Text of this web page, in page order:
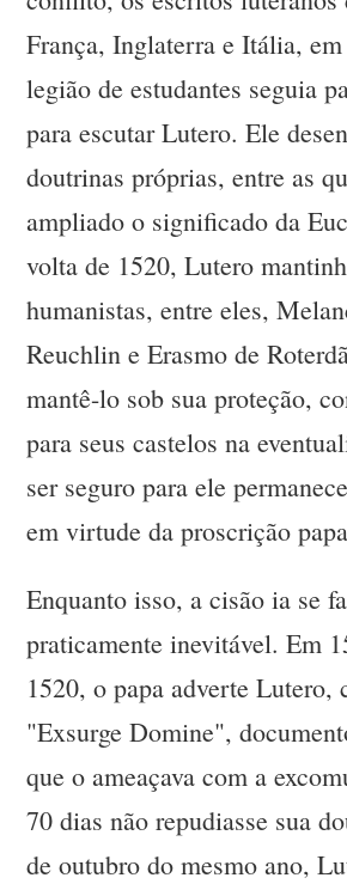
França, Inglaterra e Itália,
legião de estudantes seguia
para escutar Lutero. Ele
doutrinas próprias, entre as
ampliado o significado da
volta de 1520, Lutero
humanistas, entre eles,
Reuchlin e Erasmo de
mantê-lo sob sua proteção,
para seus castelos na
ser seguro para ele
em virtude da proscrição
Enquanto isso, a cisão ia se
praticamente inevitável. Em
1520, o papa adverte Lutero,
"Exsurge Domine",
que o ameaçava com a
70 dias não repudiasse sua
de outubro do mesmo ano,